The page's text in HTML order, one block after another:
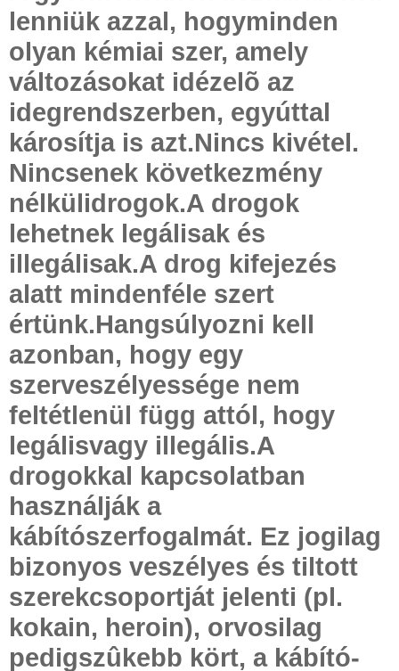
lenniük azzal, hogyminden
olyan kémiai szer, amely
változásokat idézelõ az
idegrendszerben, egyúttal
károsítja is azt.Nincs kivétel.
Nincsenek következmény
nélkülidrogok.A drogok
lehetnek legálisak és
illegálisak.A drog kifejezés
alatt mindenféle szert
értünk.Hangsúlyozni kell
azonban, hogy egy
szerveszélyessége nem
feltétlenül függ attól, hogy
legálisvagy illegális.A
drogokkal kapcsolatban
használják a
kábítószerfogalmát. Ez jogilag
bizonyos veszélyes és tiltott
szerekcsoportját jelenti (pl.
kokain, heroin), orvosilag
pedigszûkebb kört, a kábító-